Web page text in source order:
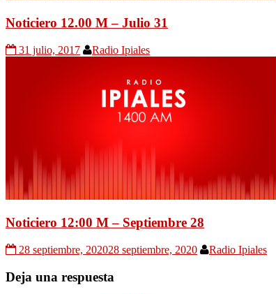
Noticiero 12.00 M – Julio 31
31 julio, 2017 Radio Ipiales
Noticiero 12:00 M – Septiembre 28
28 septiembre, 202028 septiembre, 2020 Radio Ipiales
Deja una respuesta